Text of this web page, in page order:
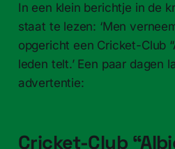
In een klein berichtje in de
staat te lezen: ‘Men
opgericht een Cricket-Club
leden telt.’ Een paar dagen
advertentie:
Cricket-Club